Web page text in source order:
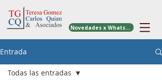
Novedades x WhatsApp
Entrada
Todas las entradas